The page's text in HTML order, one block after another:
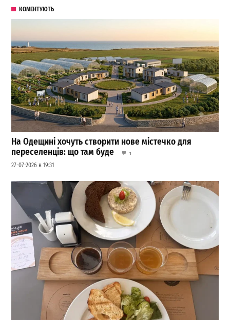
КОМЕНТУЮТЬ
На Одещині хочуть створити нове містечко для
переселенців: що там буде
1
27-07-2026 в 19:31